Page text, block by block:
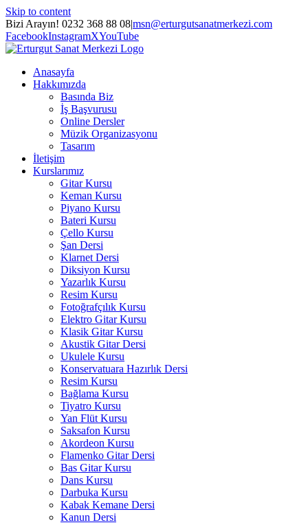
Skip to content
Bizi Arayın! 0232 368 88 08|msn@erturgutsanatmerkezi.com
FacebookInstagramXYouTube
Anasayfa
Hakkımızda
Basında Biz
İş Başvurusu
Online Dersler
Müzik Organizasyonu
Tasarım
İletişim
Kurslarımız
Gitar Kursu
Keman Kursu
Piyano Kursu
Bateri Kursu
Çello Kursu
Şan Dersi
Klarnet Dersi
Diksiyon Kursu
Yazarlık Kursu
Resim Kursu
Fotoğrafçılık Kursu
Elektro Gitar Kursu
Klasik Gitar Kursu
Akustik Gitar Dersi
Ukulele Kursu
Konservatuara Hazırlık Dersi
Resim Kursu
Bağlama Kursu
Tiyatro Kursu
Yan Flüt Kursu
Saksafon Kursu
Akordeon Kursu
Flamenko Gitar Dersi
Bas Gitar Kursu
Dans Kursu
Darbuka Kursu
Kabak Kemane Dersi
Kanun Dersi